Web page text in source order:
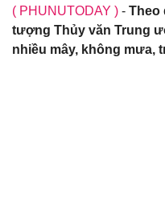
( PHUNUTODAY ) - Theo
tượng Thủy văn Trung
nhiều mây, không mưa,